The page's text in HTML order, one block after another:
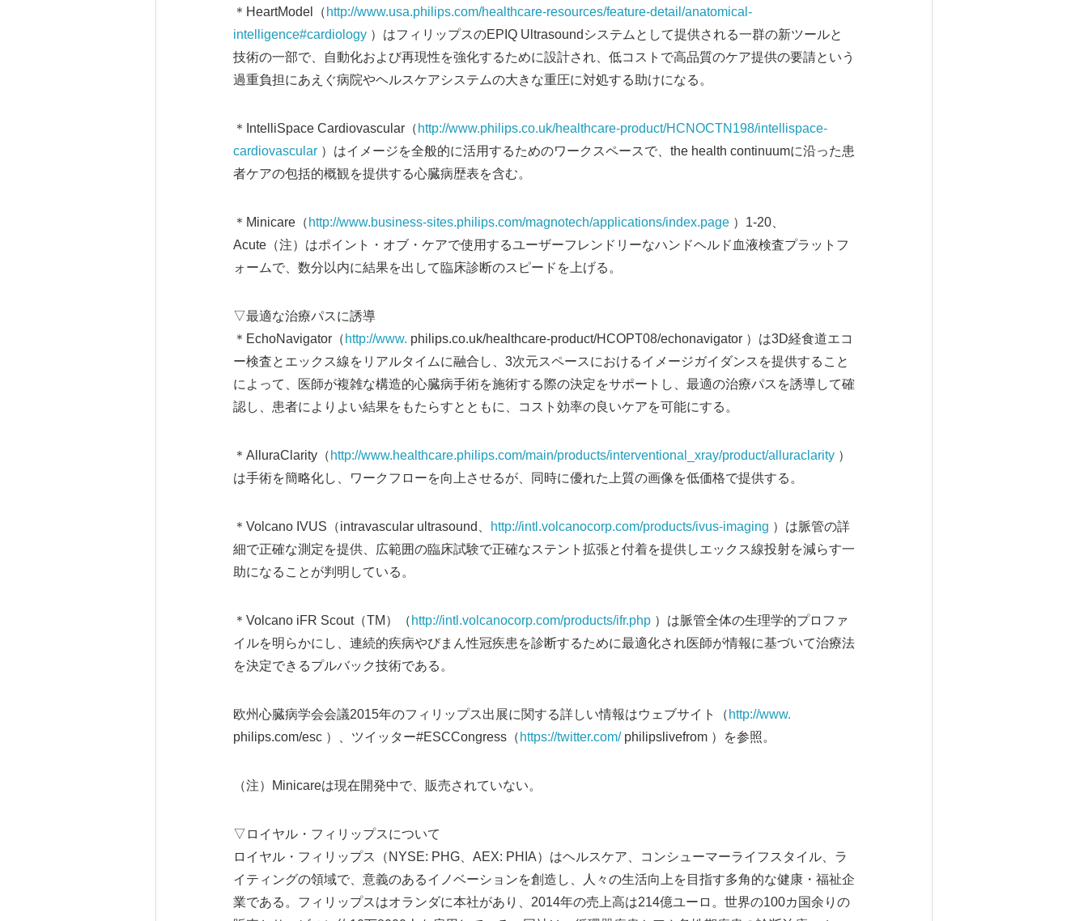
＊HeartModel（ http://www.usa.philips.com/healthcare-resources/feature-detail/anatomical-
intelligence#cardiology）はフィリップスのEPIQ Ultrasoundシステムとして提供される一群の新ツールと
技術の一部で、自動化および再現性を強化するために設計され、低コストで高品質のケア提供の要請という
過重負担にあえぐ病院やヘルスケアシステムの大きな重圧に対処する助けになる。
＊IntelliSpace Cardiovascular（ http://www.philips.co.uk/healthcare-product/HCNOCTN198/intellispace-
cardiovascular）はイメージを全般的に活用するためのワークスペースで、the health continuumに沿った患
者ケアの包括的概観を提供する心臓病歴表を含む。
＊Minicare（ http://www.business-sites.philips.com/magnotech/applications/index.page）1-20、
Acute（注）はポイント・オブ・ケアで使用するユーザーフレンドリーなハンドヘルド血液検査プラットフ
ォームで、数分以内に結果を出して臨床診断のスピードを上げる。
▽最適な治療パスに誘導
＊EchoNavigator（ http://www. philips.co.uk/healthcare-product/HCOPT08/echonavigator ）は3D経食道エコ
ー検査とエックス線をリアルタイムに融合し、3次元スペースにおけるイメージガイダンスを提供すること
によって、医師が複雑な構造的心臓病手術を施術する際の決定をサポートし、最適の治療パスを誘導して確
認し、患者によりよい結果をもたらすとともに、コスト効率の良いケアを可能にする。
＊AlluraClarity（ http://www.healthcare.philips.com/main/products/interventional_xray/product/alluraclarity）
は手術を簡略化し、ワークフローを向上させるが、同時に優れた上質の画像を低価格で提供する。
＊Volcano IVUS（intravascular ultrasound、 http://intl.volcanocorp.com/products/ivus-imaging ）は脈管の詳
細で正確な測定を提供、広範囲の臨床試験で正確なステント拡張と付着を提供しエックス線投射を減らす一
助になることが判明している。
＊Volcano iFR Scout（TM）（ http://intl.volcanocorp.com/products/ifr.php）は脈管全体の生理学的プロファ
イルを明らかにし、連続的疾病やびまん性冠疾患を診断するために最適化され医師が情報に基づいて治療法
を決定できるプルバック技術である。
欧州心臓病学会会議2015年のフィリップス出展に関する詳しい情報はウェブサイト（ http://www.
philips.com/esc ）、ツイッター#ESCCongress（ https://twitter.com/philipslivefrom ）を参照。
（注）Minicareは現在開発中で、販売されていない。
▽ロイヤル・フィリップスについて
ロイヤル・フィリップス（NYSE: PHG、AEX: PHIA）はヘルスケア、コンシューマーライフスタイル、ラ
イティングの領域で、意義のあるイノベーションを創造し、人々の生活向上を目指す多角的な健康・福祉企
業である。フィリップスはオランダに本社があり、2014年の売上高は214億ユーロ。世界の100カ国余りの
Japanese
English